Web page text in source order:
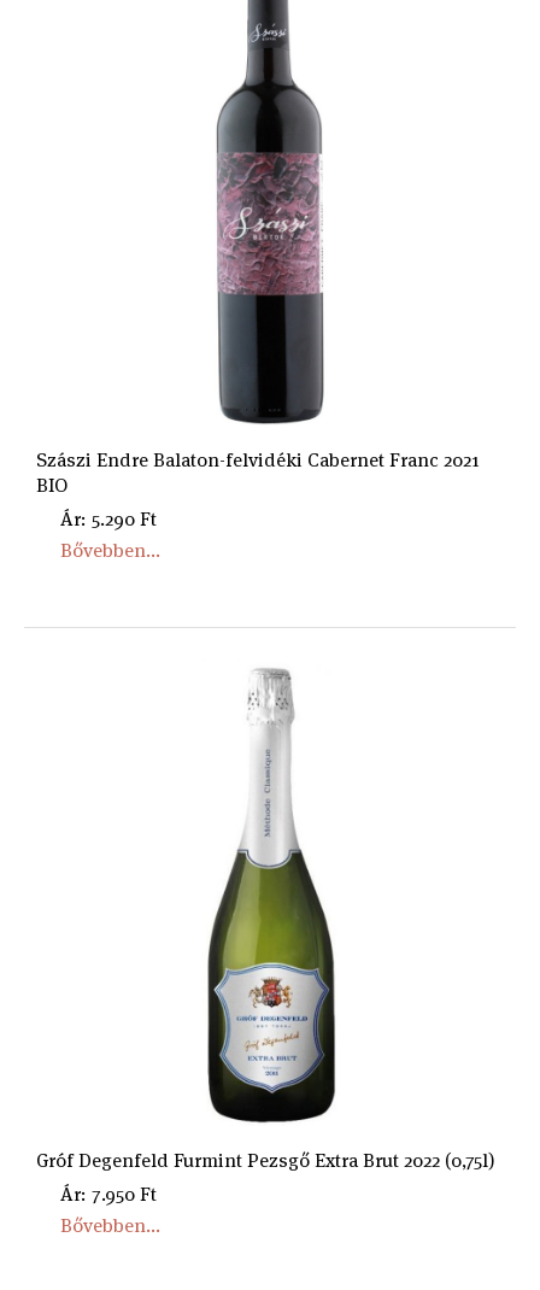
Szászi Endre Balaton-felvidéki Cabernet Franc 2021
BIO
Ár: 5.290 Ft
Bővebben...
Gróf Degenfeld Furmint Pezsgő Extra Brut 2022 (0,75l)
Ár: 7.950 Ft
Bővebben...